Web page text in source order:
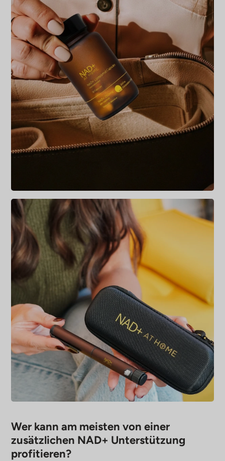
Wer kann am meisten von einer
zusätzlichen NAD+ Unterstützung
profitieren?